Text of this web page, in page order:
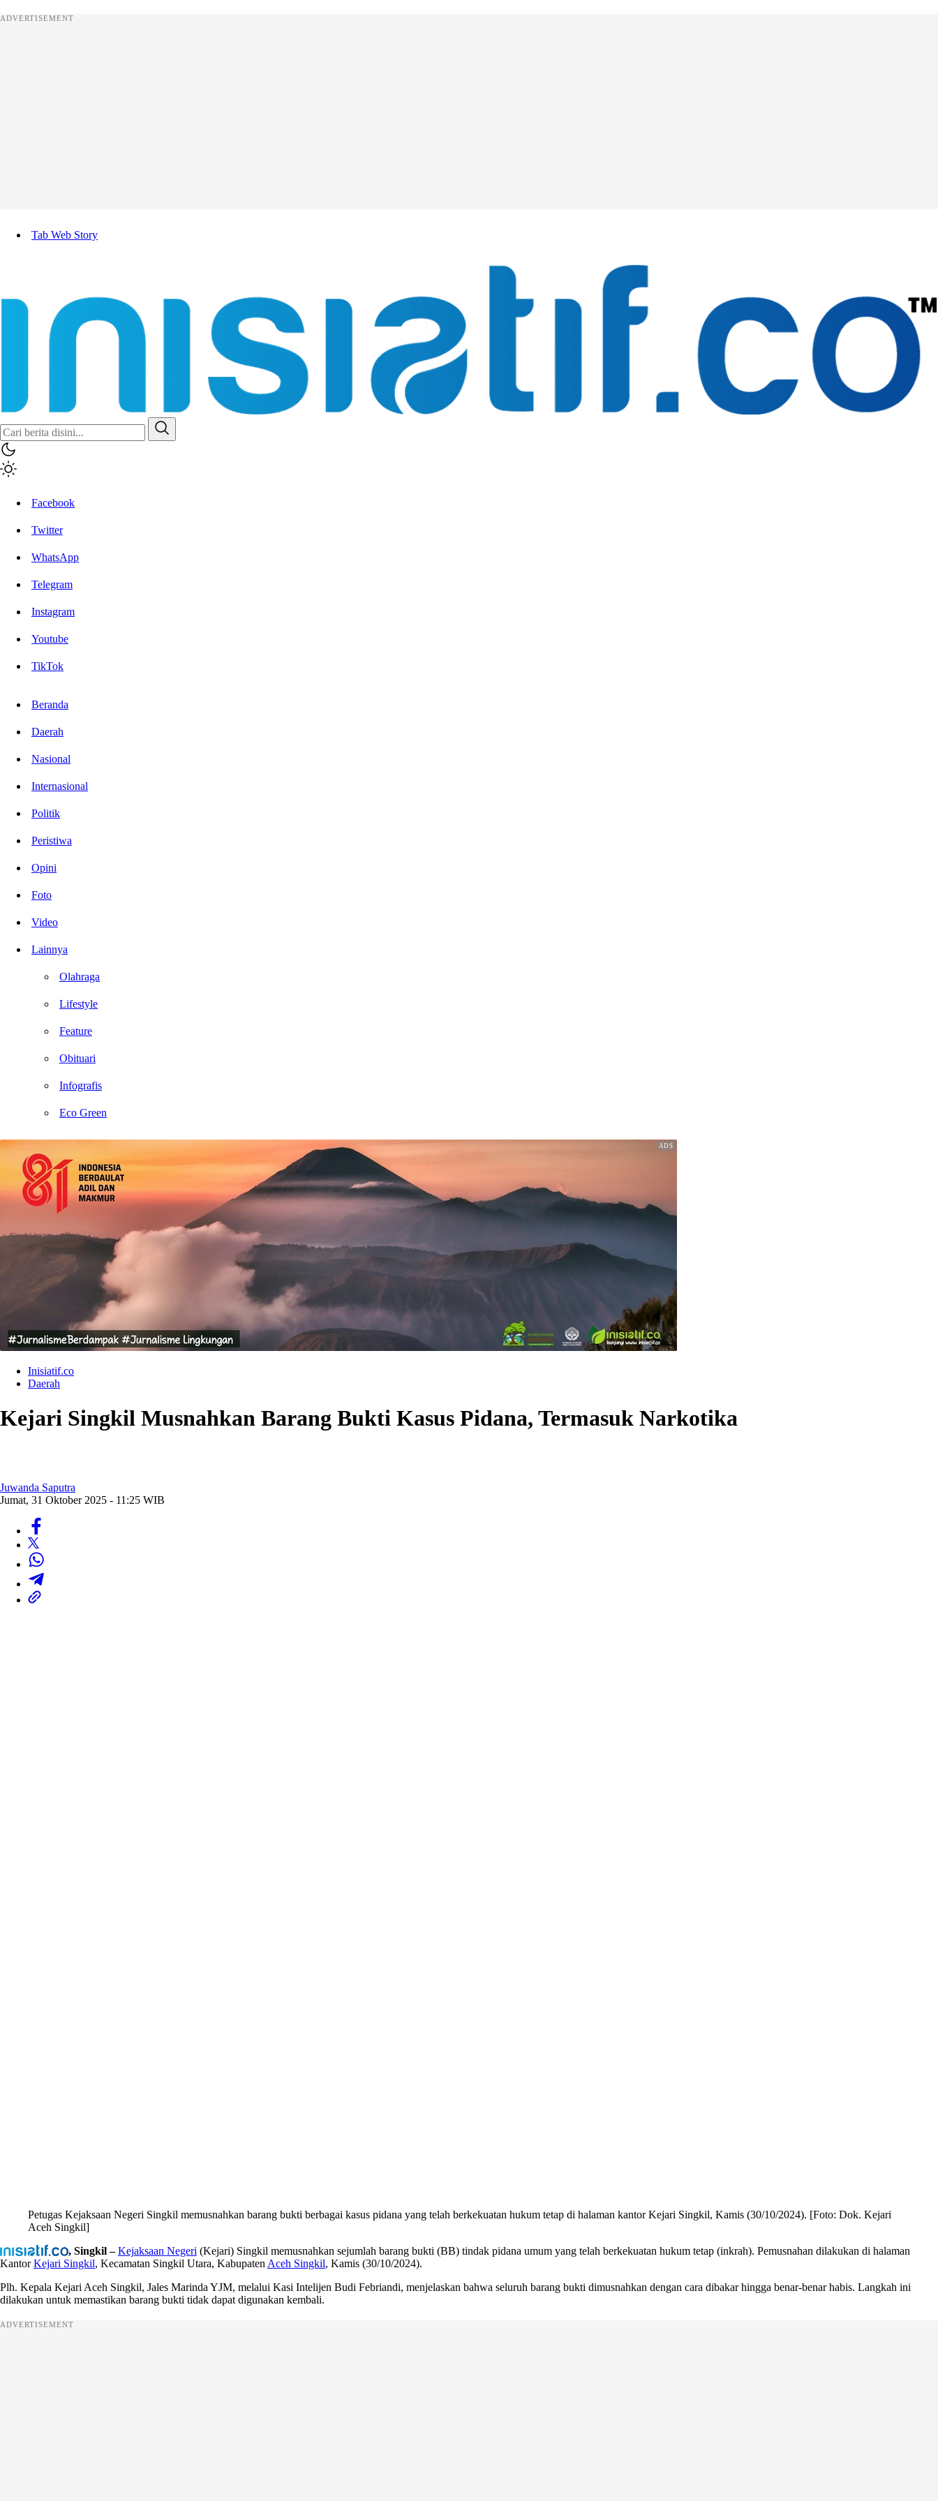
ADVERTISEMENT
Tab Web Story
Facebook
Twitter
WhatsApp
Telegram
Instagram
Youtube
TikTok
Beranda
Daerah
Nasional
Internasional
Politik
Peristiwa
Opini
Foto
Video
Lainnya
Olahraga
Lifestyle
Feature
Obituari
Infografis
Eco Green
Inisiatif.co
Daerah
Kejari Singkil Musnahkan Barang Bukti Kasus Pidana, Termasuk Narkotika
Juwanda Saputra
Jumat, 31 Oktober 2025 - 11:25 WIB
Petugas Kejaksaan Negeri Singkil memusnahkan barang bukti berbagai kasus pidana yang telah berkekuatan hukum tetap di halaman kantor Kejari Singkil, Kamis (30/10/2024). [Foto: Dok. Kejari
Aceh Singkil]
, Singkil – Kejaksaan Negeri (Kejari) Singkil memusnahkan sejumlah barang bukti (BB) tindak pidana umum yang telah berkekuatan hukum tetap (inkrah). Pemusnahan dilakukan di halaman
KantorKejari Singkil, Kecamatan Singkil Utara, Kabupaten Aceh Singkil, Kamis (30/10/2024).
Plh. Kepala Kejari Aceh Singkil, Jales Marinda YJM, melalui Kasi Intelijen Budi Febriandi, menjelaskan bahwa seluruh barang bukti dimusnahkan dengan cara dibakar hingga benar-benar habis. Langkah ini
dilakukan untuk memastikan barang bukti tidak dapat digunakan kembali.
ADVERTISEMENT